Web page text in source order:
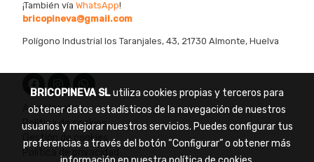
¡También vía WhatsApp!
bricopineva@gmail.com
Polígono Industrial los Taranjales, 43, 21730 Almonte, Huelva
Aviso legal
Política de cookies
Gestión de cookies
Política de privacidad
BRICOPINEVA SLutiliza cookies propias y terceros para
obtener datos estadísticos de la navegación de nuestros
usuarios y mejorar nuestros servicios. Puedes configurar tus
preferencias a través del botón “Configurar” o obtener más